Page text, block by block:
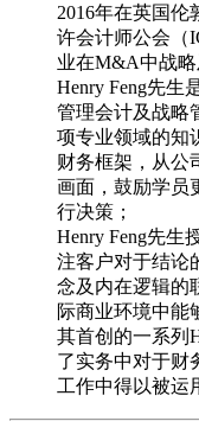
2016年在英国
许会计师公会（
业在M&A中战略
Henry Feng先生
管理会计及战略
项专业领域的知
财务框架，从公
画面，鼓励学员
行决策；
Henry Feng先生
注客户对于结论
念及内在逻辑的
际商业环境中能
其首创的一系列
了实务中对于财
工作中得以被运